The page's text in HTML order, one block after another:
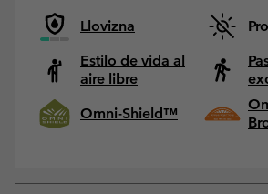
Llovizna
Estilo de vida al
aire libre
Omni-Shield™